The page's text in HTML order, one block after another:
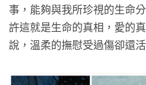
事，能夠與我所珍視的生命
許這就是生命的真相，愛的
說，溫柔的撫慰受過傷卻還